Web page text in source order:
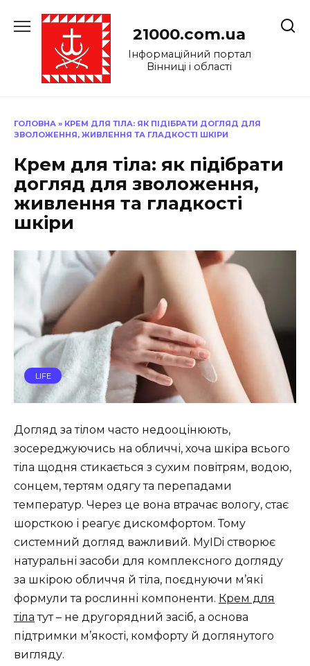
до
21000.com.ua
Інформаційний портал
Вінниці і області
ГОЛОВНА » КРЕМ ДЛЯ ТІЛА: ЯК ПІДІБРАТИ ДОГЛЯД ДЛЯ
ЗВОЛОЖЕННЯ, ЖИВЛЕННЯ ТА ГЛАДКОСТІ ШКІРИ
Крем для тіла: як підібрати
догляд для зволоження,
живлення та гладкості
шкіри
LIFE
Догляд за тілом часто недооцінюють,
зосереджуючись на обличчі, хоча шкіра всього
тіла щодня стикається з сухим повітрям, водою,
сонцем, тертям одягу та перепадами
температур. Через це вона втрачає вологу, стає
шорсткою і реагує дискомфортом. Тому
системний догляд важливий. MyIDi створює
натуральні засоби для комплексного догляду
за шкірою обличчя й тіла, поєднуючи м’які
формули та рослинні компоненти. Крем для
тіла тут – не другорядний засіб, а основа
підтримки м’якості, комфорту й доглянутого
вигляду.